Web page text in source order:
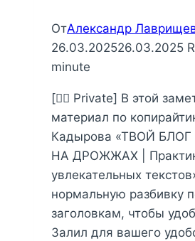
ОтАлександр
26.03.202526.03.2025
minute
[🕵‍♂️ Private] В этой
материал по
Кадырова «ТВОЙ
НА ДРОЖЖАХ |
увлекательных
нормальную разбивку
заголовкам, чтобы
Залил для вашего